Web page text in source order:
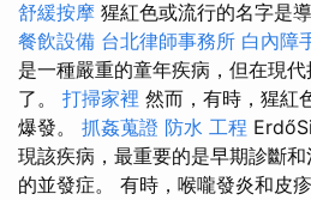
舒緩按摩 猩紅色或流行的名字是
餐飲設備 台北律師事務所 白內障
是一種嚴重的童年疾病，但在現
了。 打掃家裡 然而，有時，猩紅
爆發。 抓姦蒐證 防水 工程
現該疾病，最重要的是早期診斷
的並發症。 有時，喉嚨發炎和皮